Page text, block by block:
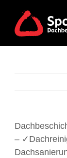
content
–